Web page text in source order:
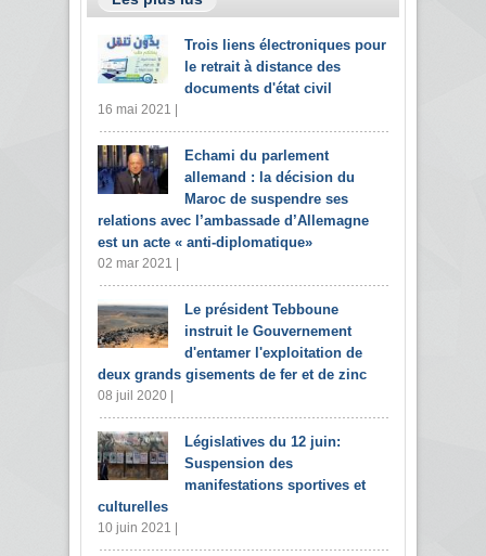
Trois liens électroniques pour
le retrait à distance des
documents d'état civil
16 mai 2021 |
Echami du parlement
allemand : la décision du
Maroc de suspendre ses
relations avec l’ambassade d’Allemagne
est un acte « anti-diplomatique»
02 mar 2021 |
Le président Tebboune
instruit le Gouvernement
d'entamer l'exploitation de
deux grands gisements de fer et de zinc
08 juil 2020 |
Législatives du 12 juin:
Suspension des
manifestations sportives et
culturelles
10 juin 2021 |